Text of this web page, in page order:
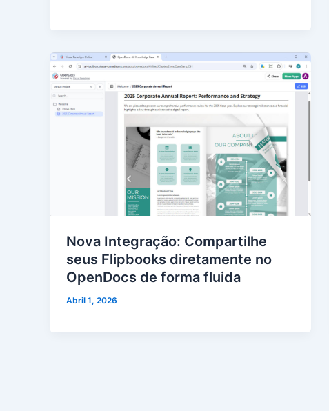
Nova Integração: Compartilhe
seus Flipbooks diretamente no
OpenDocs de forma fluida
Abril 1, 2026